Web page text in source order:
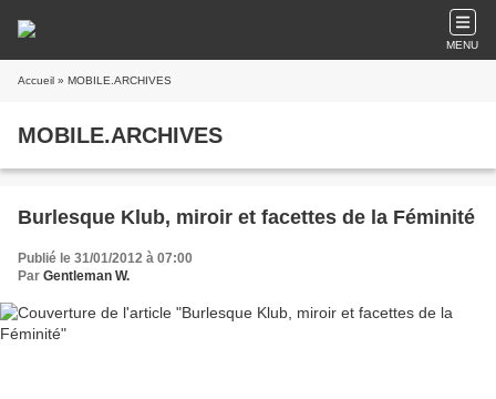
MENU
Accueil » MOBILE.ARCHIVES
MOBILE.ARCHIVES
Burlesque Klub, miroir et facettes de la Féminité
Publié le 31/01/2012 à 07:00
Par Gentleman W.